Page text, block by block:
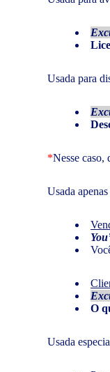
Usada para
*Nesse caso,
Usada
O
Usada